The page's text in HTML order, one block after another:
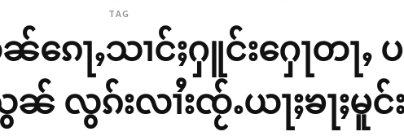
TAG
ေႃႇသၢင်ႈႁူင်းႁေႃတႃႇ
လွၵ်းလၢႆးၸႂ်ႉယႃႈၶႃႈမူင်